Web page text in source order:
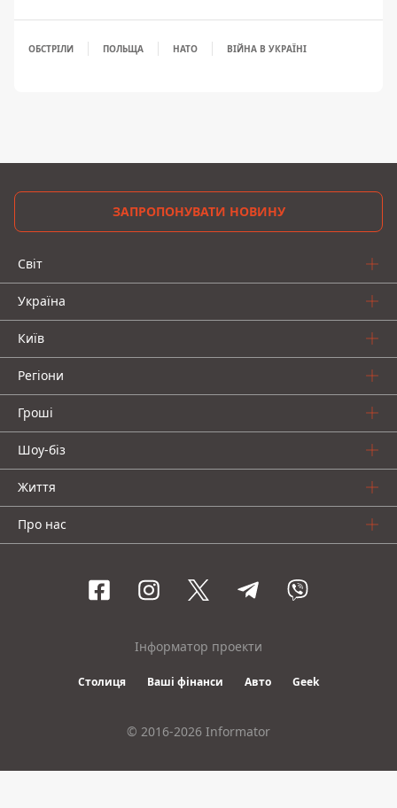
ОБСТРІЛИ ПОЛЬЩА НАТО ВІЙНА В УКРАЇНІ
ЗАПРОПОНУВАТИ НОВИНУ
Світ
Україна
Київ
Регіони
Гроші
Шоу-біз
Життя
Про нас
Інформатор проекти
Столиця Ваші фінанси Авто Geek
© 2016-2026 Informator